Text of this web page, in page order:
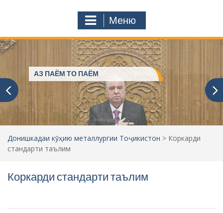
Меню
Пешвое, ки ғами ҷаҳониёнро
мехӯранд
Донишкадаи кӯҳию металлургии Тоҷикистон > Коркарди
стандарти таълим
Коркарди стандарти таълим